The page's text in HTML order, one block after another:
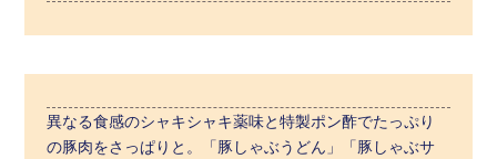
異なる食感のシャキシャキ薬味と特製ポン酢でたっぷり
の豚肉をさっぱりと。「豚しゃぶうどん」「豚しゃぶサ